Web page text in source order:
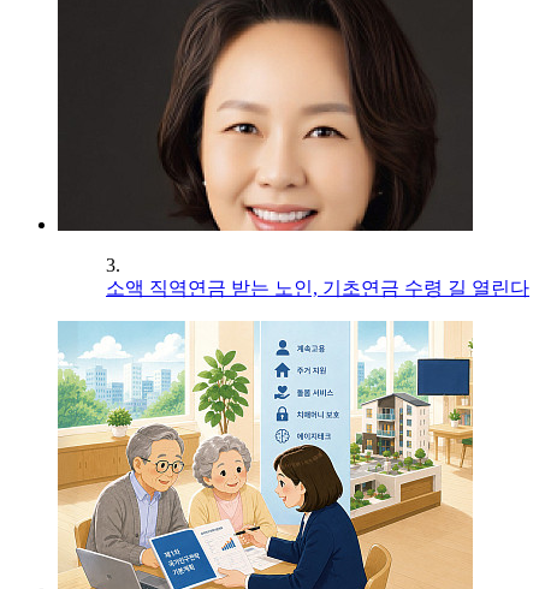
3.
소액 직역연금 받는 노인, 기초연금 수령 길 열린다